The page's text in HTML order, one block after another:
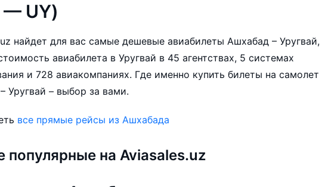
— UY)
найдет для вас самые дешевые авиабилеты Ашхабад – Уругвай,
авиабилета в Уругвай в 45 агентствах, 5 системах
и 728 авиакомпаниях. Где именно купить билеты на самолет
Уругвай – выбор за вами.
все прямые рейсы из Ашхабада
популярные на Aviasales.uz